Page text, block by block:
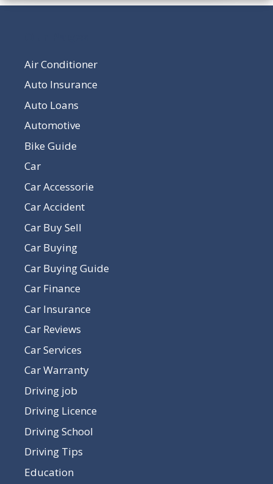
Air Conditioner
Auto Insurance
Auto Loans
Automotive
Bike Guide
Car
Car Accessorie
Car Accident
Car Buy Sell
Car Buying
Car Buying Guide
Car Finance
Car Insurance
Car Reviews
Car Services
Car Warranty
Driving job
Driving Licence
Driving School
Driving Tips
Education